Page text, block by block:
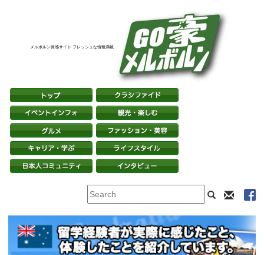
メルボルン体感サイト フレッシュな情報満載